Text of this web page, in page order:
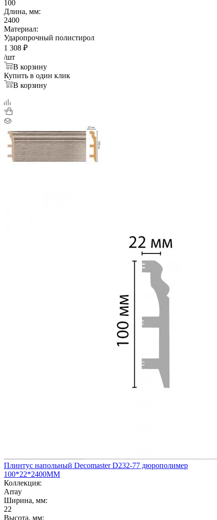
100
Длина, мм:
2400
Материал:
Ударопрочный полистирол
1 308 ₽
/шт
В корзину
Купить в один клик
В корзину
Плинтус напольный Decomaster D232-77 дюрополимер
100*22*2400ММ
Коллекция:
Array
Ширина, мм:
22
Высота, мм: